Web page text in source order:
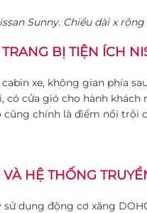
Sunny. Chiều dài x rộng
TRANG BỊ TIỆN ÍCH
xe, không gian phía
có cửa gió cho hành khách
chính là điểm nổi trội
HỆ THỐNG
sử dụng động cơ xăng